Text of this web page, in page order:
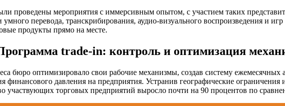
проведены мероприятия с иммерсивным опытом, с участием таких
перевода, транскрибирования, аудио-визуального воспроизведения и
продукты прямо на месте.
trade-in: контроль и оптимизация
бюро оптимизировало свои рабочие механизмы, создав систему
давления на предприятия. Устранив географические
участвующих торговых предприятий выросло почти на 90 процентов по